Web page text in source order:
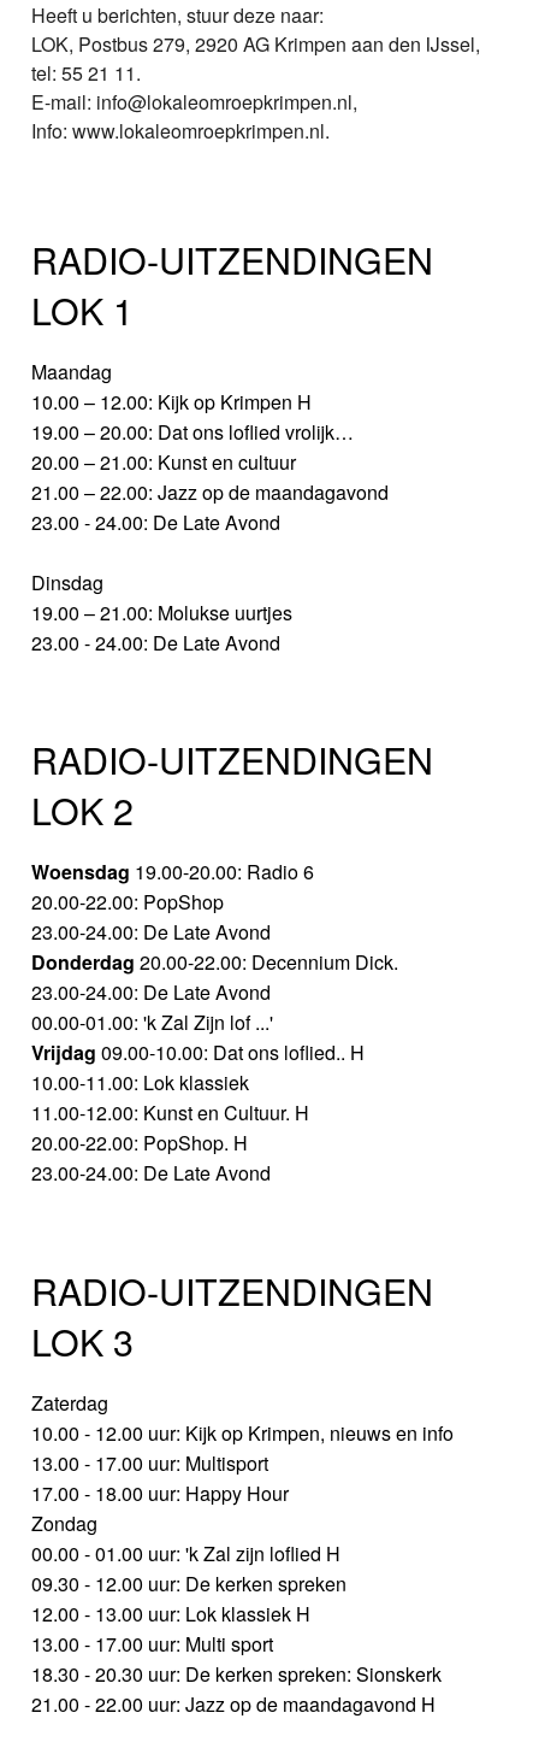
Heeft u berichten, stuur deze naar:
LOK, Postbus 279, 2920 AG Krimpen aan den IJssel,
tel: 55 21 11.
E-mail: info@lokaleomroepkrimpen.nl,
Info: www.lokaleomroepkrimpen.nl.
RADIO-UITZENDINGEN
LOK 1
Maandag
10.00 – 12.00: Kijk op Krimpen H
19.00 – 20.00: Dat ons loflied vrolijk…
20.00 – 21.00: Kunst en cultuur
21.00 – 22.00: Jazz op de maandagavond
23.00 - 24.00: De Late Avond
Dinsdag
19.00 – 21.00: Molukse uurtjes
23.00 - 24.00: De Late Avond
RADIO-UITZENDINGEN
LOK 2
Woensdag 19.00-20.00: Radio 6
20.00-22.00: PopShop
23.00-24.00: De Late Avond
Donderdag 20.00-22.00: Decennium Dick.
23.00-24.00: De Late Avond
00.00-01.00: 'k Zal Zijn lof ...'
Vrijdag 09.00-10.00: Dat ons loflied.. H
10.00-11.00: Lok klassiek
11.00-12.00: Kunst en Cultuur. H
20.00-22.00: PopShop. H
23.00-24.00: De Late Avond
RADIO-UITZENDINGEN
LOK 3
Zaterdag
10.00 - 12.00 uur: Kijk op Krimpen, nieuws en info
13.00 - 17.00 uur: Multisport
17.00 - 18.00 uur: Happy Hour
Zondag
00.00 - 01.00 uur: 'k Zal zijn loflied H
09.30 - 12.00 uur: De kerken spreken
12.00 - 13.00 uur: Lok klassiek H
13.00 - 17.00 uur: Multi sport
18.30 - 20.30 uur: De kerken spreken: Sionskerk
21.00 - 22.00 uur: Jazz op de maandagavond H